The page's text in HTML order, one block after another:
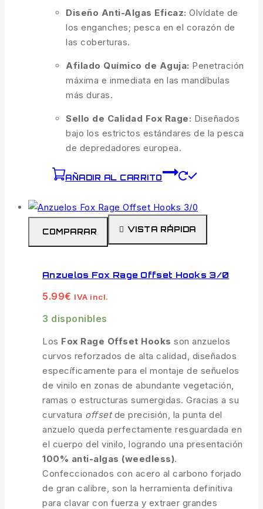
Diseño Anti-Algas Eficaz: Olvídate de
los enganches; pesca en el corazón de
las coberturas.
Afilado Químico de Aguja: Penetración
máxima e inmediata en las mandíbulas
más duras.
Sello de Calidad Fox Rage: Diseñados
bajo los estrictos estándares de la pesca
de depredadores europea.
AÑADIR AL CARRITO
COMPARAR VISTA RÁPIDA
Anzuelos Fox Rage Offset Hooks 3/0
5.99€ IVA incl.
3 disponibles
Los Fox Rage Offset Hooks son anzuelos
curvos reforzados de alta calidad, diseñados
específicamente para el montaje de señuelos
de vinilo en zonas de abundante vegetación,
ramas o estructuras sumergidas. Gracias a su
curvatura offsetde precisión, la punta del
anzuelo queda perfectamente resguardada en
el cuerpo del vinilo, logrando una presentación
100% anti-algas (weedless).
Confeccionados con acero al carbono forjado
de gran calibre, son la herramienta definitiva
para clavar con fuerza y extraer grandes